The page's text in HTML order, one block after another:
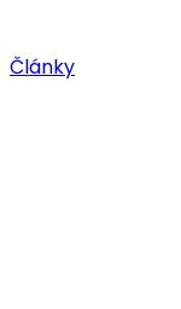
Články